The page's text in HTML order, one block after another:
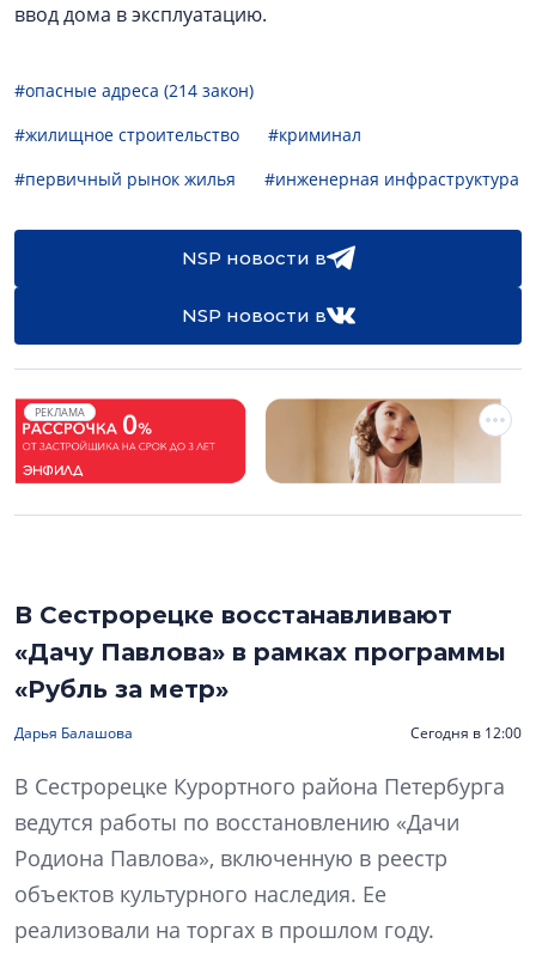
ввод дома в эксплуатацию.
#опасные адреса (214 закон)
#жилищное строительство
#криминал
#первичный рынок жилья
#инженерная инфраструктура
NSP новости в
NSP новости в
РЕКЛАМА
В Сестрорецке восстанавливают
«Дачу Павлова» в рамках программы
«Рубль за метр»
Дарья Балашова Сегодня в 12:00
В Сестрорецке Курортного района Петербурга
ведутся работы по восстановлению «Дачи
Родиона Павлова», включенную в реестр
объектов культурного наследия. Ее
реализовали на торгах в прошлом году.